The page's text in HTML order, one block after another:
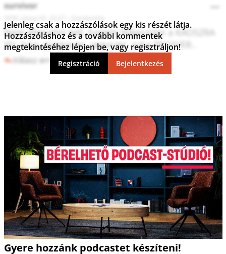
survivor •••
Nem ellenallni kell, hanem felkeszülni a KÁOSZRA
Víz, kaja, gyogyszer, vegyszer, ruha,FEGYVER..
Válasz erre 3 0
Jelenleg csak a hozzászólások egy kis részét látja.
Hozzászóláshoz és a további kommentek
megtekintéséhez lépjen be, vagy regisztráljon!
Regisztráció Bejelentkezés
Gyere hozzánk podcastet készíteni!